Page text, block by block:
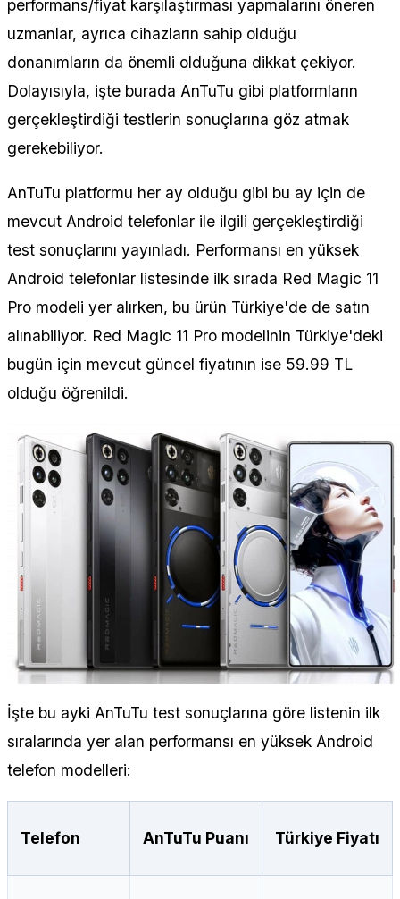
performans/fiyat karşılaştırması yapmalarını öneren
uzmanlar, ayrıca cihazların sahip olduğu
donanımların da önemli olduğuna dikkat çekiyor.
Dolayısıyla, işte burada AnTuTu gibi platformların
gerçekleştirdiği testlerin sonuçlarına göz atmak
gerekebiliyor.
AnTuTu platformu her ay olduğu gibi bu ay için de
mevcut Android telefonlar ile ilgili gerçekleştirdiği
test sonuçlarını yayınladı. Performansı en yüksek
Android telefonlar listesinde ilk sırada Red Magic 11
Pro modeli yer alırken, bu ürün Türkiye'de de satın
alınabiliyor. Red Magic 11 Pro modelinin Türkiye'deki
bugün için mevcut güncel fiyatının ise 59.99 TL
olduğu öğrenildi.
İşte bu ayki AnTuTu test sonuçlarına göre listenin ilk
sıralarında yer alan performansı en yüksek Android
telefon modelleri:
Telefon AnTuTu Puanı Türkiye Fiyatı